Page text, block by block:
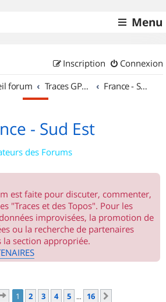
Menu
Connexion
Inscription
forum Traces GPS de randos VTT France - Sud Est
- Sud Est
des Forums
est faite pour discuter, commenter,
"Traces et des Topos". Pour les
improvisées, la promotion de
ou la recherche de partenaires
section appropriée.
Page 1sur
1 2 3 4 5 … 16